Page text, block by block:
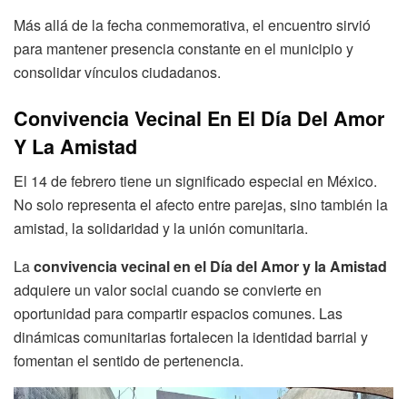
Más allá de la fecha conmemorativa, el encuentro sirvió
para mantener presencia constante en el municipio y
consolidar vínculos ciudadanos.
Convivencia Vecinal En El Día Del Amor
Y La Amistad
El 14 de febrero tiene un significado especial en México.
No solo representa el afecto entre parejas, sino también la
amistad, la solidaridad y la unión comunitaria.
Laconvivencia vecinal en el Día del Amor y la Amistad
adquiere un valor social cuando se convierte en
oportunidad para compartir espacios comunes. Las
dinámicas comunitarias fortalecen la identidad barrial y
fomentan el sentido de pertenencia.